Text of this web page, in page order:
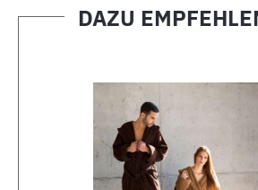
DAZU